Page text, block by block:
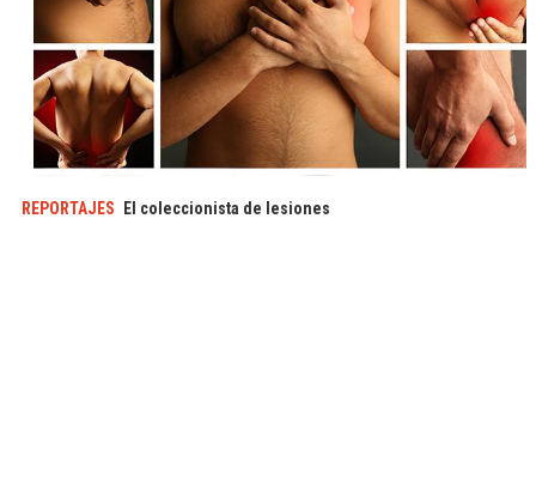
REPORTAJES El coleccionista de lesiones